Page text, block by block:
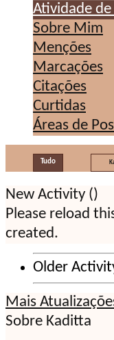
Atividade
Sobre Mim
Menções
Marcações
Citações
Curtidas
Áreas de
Tudo
New Activity ()
Please reload
created.
Older
Mais
Sobre Kaditta